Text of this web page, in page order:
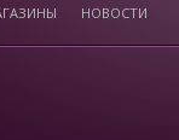
НОВОСТИ